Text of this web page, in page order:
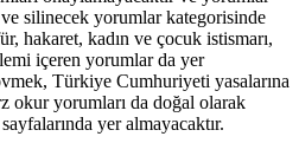
silinecek yorumlar kategorisinde
hakaret, kadın ve çocuk istismarı,
içeren yorumlar da yer
Türkiye Cumhuriyeti yasalarına
okur yorumları da doğal olarak
yer almayacaktır.